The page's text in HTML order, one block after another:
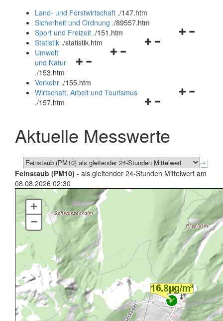
und
schließen
Land- und Forstwirtschaft ./147.htm
Sicherheit und Ordnung ./89557.htm
Navigationsmenü
Sport und Freizeit ./151.htm
Navigationsmenü
Statistik ./statistik.htm
Navigationsmenü
und
schließen
Umwelt
und Natur
./153.htm
Verkehr ./155.htm
Navigationsmenü
schließen
Wirtschaft, Arbeit und Tourismus
./157.htm
Aktuelle Messwerte
Feinstaub (PM10) - als gleitender 24-Stunden Mittelwert am
08.08.2026 02:30
+
–